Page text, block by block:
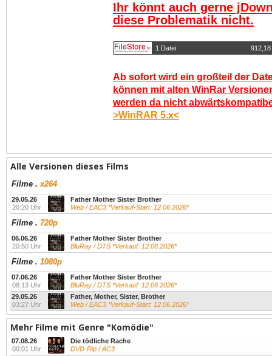
Ihr könnt auch gerne
diese Problematik nicht.
1 Datei 912,18
Ab sofort wird ein großteil der
können mit alten WinRar
werden da nicht
>WinRAR 5.x<
Alle Versionen dieses Films
Filme .x264
29.05.26
20:20 Uhr
Father Mother Sister Brother
Web / EAC3 *Verkauf-Start: 12.06.2026*
Filme . 720p
06.06.26
20:50 Uhr
Father Mother Sister Brother
BluRay / DTS *Verkauf: 12.06.2026*
Filme . 1080p
07.06.26
08:13 Uhr
Father Mother Sister Brother
BluRay / DTS *Verkauf: 12.06.2026*
29.05.26
03:27 Uhr
Father, Mother, Sister, Brother
Web / EAC3 *Verkauf-Start: 12.06.2026*
Mehr Filme mit Genre "Komödie"
07.08.26
00:01 Uhr
Die tödliche Rache
DVD-Rip / AC3